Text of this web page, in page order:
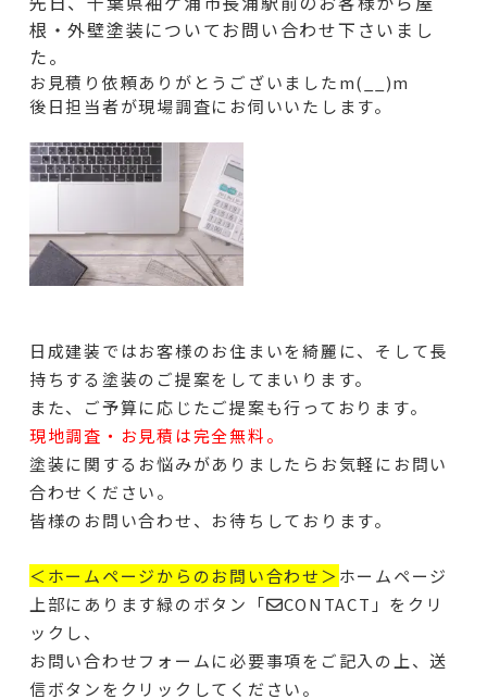
根・外壁塗装についてお問い合わせ下さいまし
た。
お見積り依頼ありがとうございましたm(__)m
後日担当者が現場調査にお伺いいたします。
日成建装ではお客様のお住まいを綺麗に、そして長
持ちする塗装のご提案をしてまいります。
また、ご予算に応じたご提案も行っております。
現地調査・お見積は完全無料。
塗装に関するお悩みがありましたらお気軽にお問い
合わせください。
皆様のお問い合わせ、お待ちしております。
＜ホームページからのお問い合わせ＞ホームページ
上部にあります緑のボタン「✉CONTACT」をクリ
ックし、
お問い合わせフォームに必要事項をご記入の上、送
信ボタンをクリックしてください。